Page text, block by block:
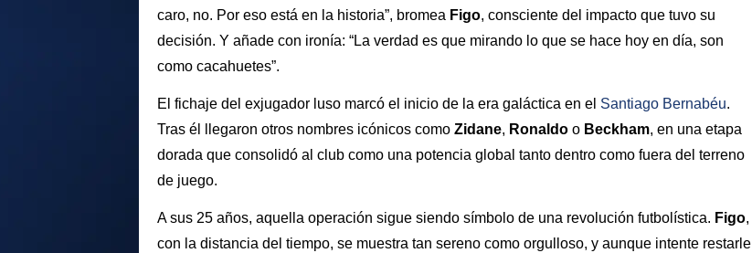
caro, no. Por eso está en la historia”, bromea Figo, consciente del impacto que tuvo su
decisión. Y añade con ironía: “La verdad es que mirando lo que se hace hoy en día, son
como cacahuetes”.
El fichaje del exjugador luso marcó el inicio de la era galáctica en el Santiago Bernabéu.
Tras él llegaron otros nombres icónicos como Zidane, Ronaldo o Beckham, en una etapa
dorada que consolidó al club como una potencia global tanto dentro como fuera del terreno
de juego.
A sus 25 años, aquella operación sigue siendo símbolo de una revolución futbolística. Figo,
con la distancia del tiempo, se muestra tan sereno como orgulloso, y aunque intente restarle